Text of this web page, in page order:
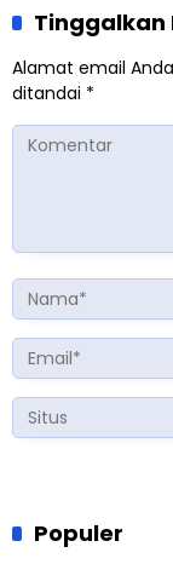
Tinggalkan
Alamat email
ditandai *
Populer